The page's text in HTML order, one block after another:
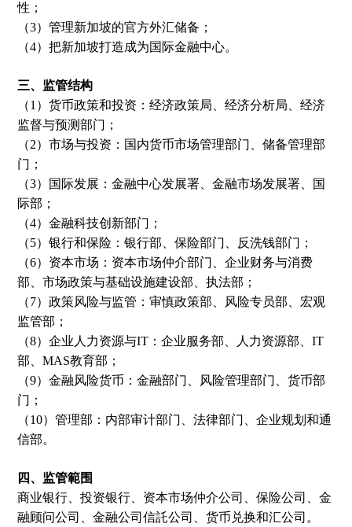
性；
（3）管理新加坡的官方外汇储备；
（4）把新加坡打造成为国际金融中心。
三、监管结构
（1）货币政策和投资：经济政策局、经济分析局、经济
监督与预测部门；
（2）市场与投资：国内货币市场管理部门、储备管理部
门；
（3）国际发展：金融中心发展署、金融市场发展署、国
际部；
（4）金融科技创新部门；
（5）银行和保险：银行部、保险部门、反洗钱部门；
（6）资本市场：资本市场仲介部门、企业财务与消费
部、市场政策与基础设施建设部、执法部；
（7）政策风险与监管：审慎政策部、风险专员部、宏观
监管部；
（8）企业人力资源与IT：企业服务部、人力资源部、IT
部、MAS教育部；
（9）金融风险货币：金融部门、风险管理部门、货币部
门；
（10）管理部：内部审计部门、法律部门、企业规划和通
信部。
四、监管範围
商业银行、投资银行、资本市场仲介公司、保险公司、金
融顾问公司、金融公司信託公司、货币兑换和汇公司。